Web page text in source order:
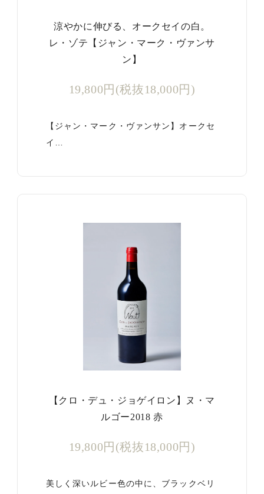
涼やかに伸びる、オークセイの白。
レ・ゾテ【ジャン・マーク・ヴァンサ
ン】
19,800円(税抜18,000円)
【ジャン・マーク・ヴァンサン】オークセ
イ…
【クロ・デュ・ジョゲイロン】ヌ・マ
ルゴー2018 赤
19,800円(税抜18,000円)
美しく深いルビー色の中に、ブラックベリ